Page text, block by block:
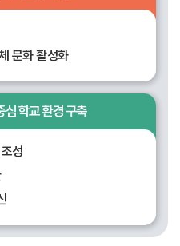
문화 활성화
심 학교 환경 구축
성